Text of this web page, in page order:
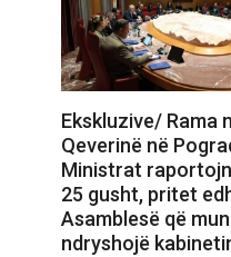
Ekskluzive/ Rama
Qeverinë në
Ministrat
25 gusht, pritet
Asamblesë që
ndryshojë